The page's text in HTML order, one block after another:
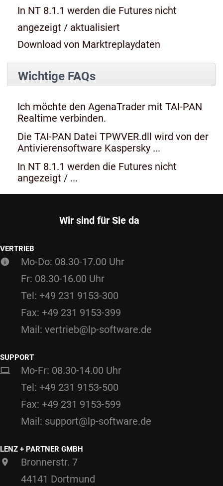
In NT 8.1.1 werden die Futures nicht
angezeigt / aktualisiert
Download von Marktreplaydaten
Wichtige FAQs
Ich möchte den AgenaTrader mit TAI-PAN
Realtime verbinden.
Die TAI-PAN Datei TPWVER.dll wird von der
Antivierensoftware Kaspersky ...
In NT 8.1.1 werden die Futures nicht
angezeigt / ...
Wir sind für Sie da
VERTRIEB
Mo-Do: 08.30-17.00 Uhr
Fr: 08.30-16.00 Uhr
Tel: +49 231 9153-300
Fax: +49 231 9153-399
Mail: vertrieb@lp-software.de
SUPPORT
Mo-Fr: 08.30-14.00 Uhr
Tel: +49 231 9153-500
Fax: +49 231 9153-599
Mail: support@lp-software.de
LENZ + PARTNER GMBH
Bronnerstr. 7
44141 Dortmund